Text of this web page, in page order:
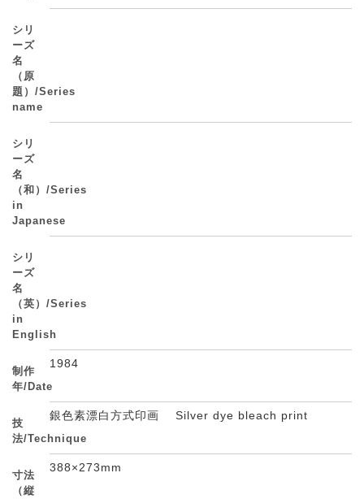
シリ
ーズ
名
（原
題）/Series
name
シリ
ーズ
名
（和）/Series
in
Japanese
シリ
ーズ
名
（英）/Series
in
English
制作
年/Date
1984
技
法/Technique
銀色素漂白方式印画 Silver dye bleach print
寸法
（縦
388×273mm